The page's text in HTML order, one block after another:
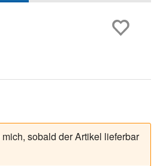
sobald der Artikel lieferbar